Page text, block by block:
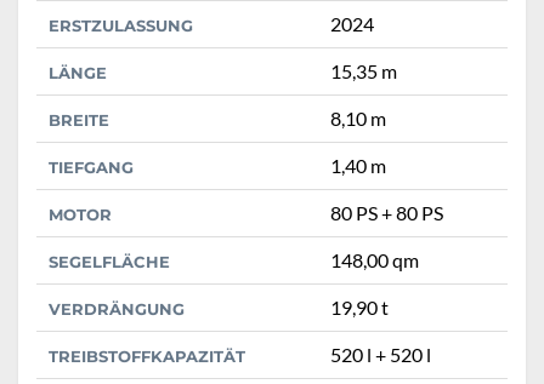
ERSTZULASSUNG 2024
LÄNGE 15,35 m
BREITE 8,10 m
TIEFGANG 1,40 m
MOTOR 80 PS + 80 PS
SEGELFLÄCHE 148,00 qm
VERDRÄNGUNG 19,90 t
TREIBSTOFFKAPAZITÄT 520 l + 520 l